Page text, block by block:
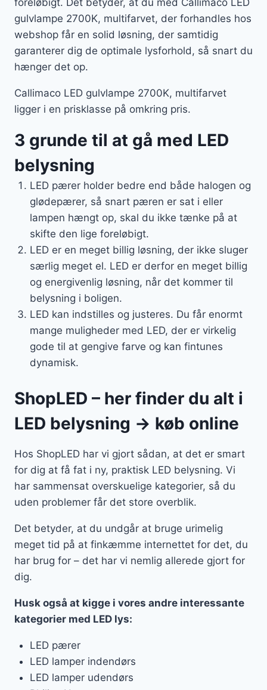
gulvlampe 2700K, multifarvet, der forhandles hos
webshop får en solid løsning, der samtidig
garanterer dig de optimale lysforhold, så snart du
hænger det op.
Callimaco LED gulvlampe 2700K, multifarvet
ligger i en prisklasse på omkring pris.
3 grunde til at gå med LED
belysning
LED pærer holder bedre end både halogen og
glødepærer, så snart pæren er sat i eller
lampen hængt op, skal du ikke tænke på at
skifte den lige foreløbigt.
LED er en meget billig løsning, der ikke sluger
særlig meget el. LED er derfor en meget billig
og energivenlig løsning, når det kommer til
belysning i boligen.
LED kan indstilles og justeres. Du får enormt
mange muligheder med LED, der er virkelig
gode til at gengive farve og kan fintunes
dynamisk.
ShopLED – her finder du alt i
LED belysning → køb online
Hos ShopLED har vi gjort sådan, at det er smart
for dig at få fat i ny, praktisk LED belysning. Vi
har sammensat overskuelige kategorier, så du
uden problemer får det store overblik.
Det betyder, at du undgår at bruge urimelig
meget tid på at finkæmme internettet for det, du
har brug for – det har vi nemlig allerede gjort for
dig.
Husk også at kigge i vores andre interessante
kategorier med LED lys:
LED pærer
LED lamper indendørs
LED lamper udendørs